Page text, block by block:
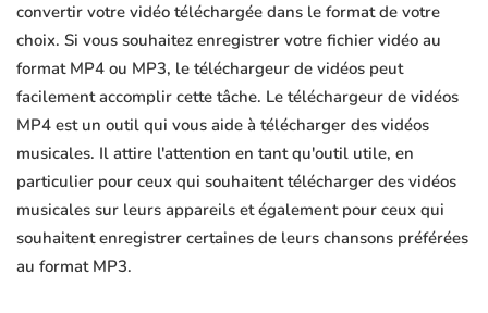
convertir votre vidéo téléchargée dans le format de votre
choix. Si vous souhaitez enregistrer votre fichier vidéo au
format MP4 ou MP3, le téléchargeur de vidéos peut
facilement accomplir cette tâche. Le téléchargeur de vidéos
MP4 est un outil qui vous aide à télécharger des vidéos
musicales. Il attire l'attention en tant qu'outil utile, en
particulier pour ceux qui souhaitent télécharger des vidéos
musicales sur leurs appareils et également pour ceux qui
souhaitent enregistrer certaines de leurs chansons préférées
au format MP3.